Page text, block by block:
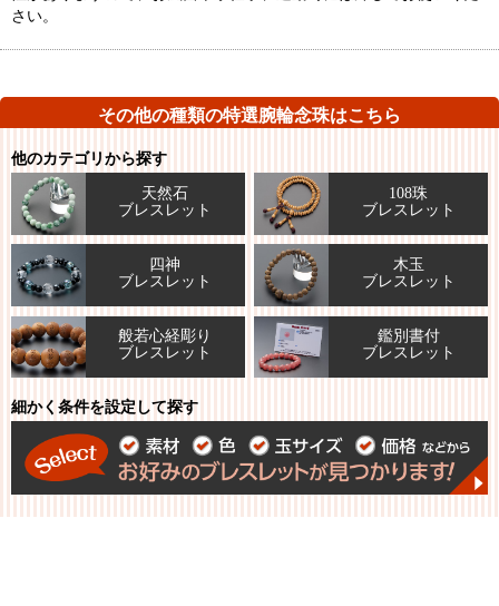
さい。
その他の種類の特選腕輪念珠はこちら
他のカテゴリから探す
天然石
ブレスレット
108珠
ブレスレット
四神
ブレスレット
木玉
ブレスレット
般若心経彫り
ブレスレット
鑑別書付
ブレスレット
細かく条件を設定して探す